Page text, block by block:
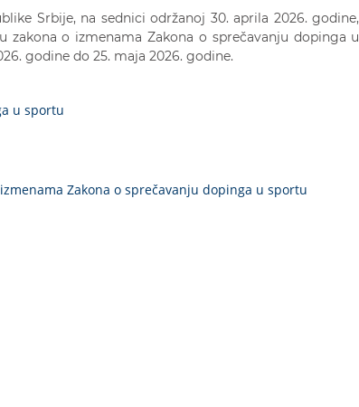
Srbije, na sednici održanoj 30. aprila 2026. godine,
zakona o izmenama Zakona o sprečavanju dopinga u
godine do 25. maja 2026. godine.
u sportu
Zakona o sprečavanju dopinga u sportu